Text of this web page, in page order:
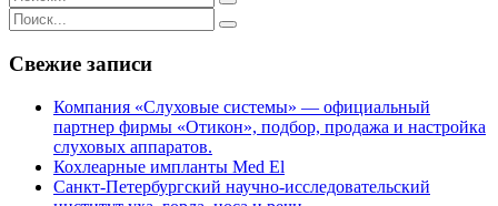
for:
Search
for:
Свежие записи
Компания «Слуховые системы» — официальный
партнер фирмы «Отикон», подбор, продажа и настройка
слуховых аппаратов.
Кохлеарные импланты Med El
Санкт-Петербургский научно-исследовательский